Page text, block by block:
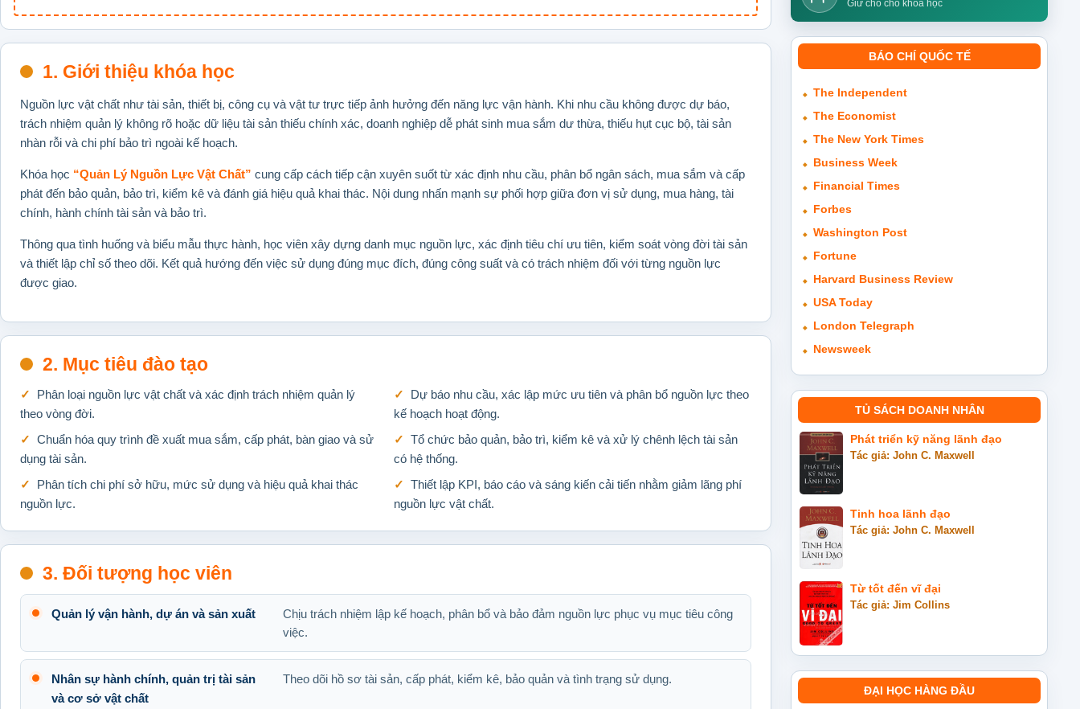
1. Giới thiệu khóa học
Nguồn lực vật chất như tài sản, thiết bị, công cụ và vật tư trực tiếp ảnh hưởng đến năng lực vận hành. Khi nhu cầu không được dự báo,
trách nhiệm quản lý không rõ hoặc dữ liệu tài sản thiếu chính xác, doanh nghiệp dễ phát sinh mua sắm dư thừa, thiếu hụt cục bộ, tài sản
nhàn rỗi và chi phí bảo trì ngoài kế hoạch.
Khóa học “Quản Lý Nguồn Lực Vật Chất” cung cấp cách tiếp cận xuyên suốt từ xác định nhu cầu, phân bổ ngân sách, mua sắm và cấp
phát đến bảo quản, bảo trì, kiểm kê và đánh giá hiệu quả khai thác. Nội dung nhấn mạnh sự phối hợp giữa đơn vị sử dụng, mua hàng, tài
chính, hành chính tài sản và bảo trì.
Thông qua tình huống và biểu mẫu thực hành, học viên xây dựng danh mục nguồn lực, xác định tiêu chí ưu tiên, kiểm soát vòng đời tài sản
và thiết lập chỉ số theo dõi. Kết quả hướng đến việc sử dụng đúng mục đích, đúng công suất và có trách nhiệm đối với từng nguồn lực
được giao.
2. Mục tiêu đào tạo
Phân loại nguồn lực vật chất và xác định trách nhiệm quản lý
theo vòng đời.
Dự báo nhu cầu, xác lập mức ưu tiên và phân bổ nguồn lực theo
kế hoạch hoạt động.
Chuẩn hóa quy trình đề xuất mua sắm, cấp phát, bàn giao và sử
dụng tài sản.
Tổ chức bảo quản, bảo trì, kiểm kê và xử lý chênh lệch tài sản
có hệ thống.
Phân tích chi phí sở hữu, mức sử dụng và hiệu quả khai thác
nguồn lực.
Thiết lập KPI, báo cáo và sáng kiến cải tiến nhằm giảm lãng phí
nguồn lực vật chất.
3. Đối tượng học viên
Quản lý vận hành, dự án và sản xuất
Chịu trách nhiệm lập kế hoạch, phân bổ và bảo đảm nguồn lực phục vụ mục tiêu công
việc.
Nhân sự hành chính, quản trị tài sản
và cơ sở vật chất
Theo dõi hồ sơ tài sản, cấp phát, kiểm kê, bảo quản và tình trạng sử dụng.
Giữ chỗ cho khóa học
BÁO CHÍ QUỐC TẾ
The Independent
The Economist
The New York Times
Business Week
Financial Times
Forbes
Washington Post
Fortune
Harvard Business Review
USA Today
London Telegraph
Newsweek
TỦ SÁCH DOANH NHÂN
Phát triển kỹ năng lãnh đạo
Tác giả: John C. Maxwell
Tinh hoa lãnh đạo
Tác giả: John C. Maxwell
Từ tốt đến vĩ đại
Tác giả: Jim Collins
ĐẠI HỌC HÀNG ĐẦU